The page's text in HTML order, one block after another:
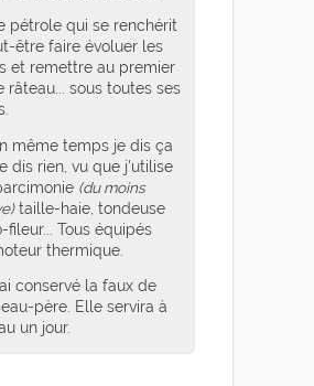
pétrole qui se renchérit
être faire évoluer les
et remettre au premier
râteau... sous toutes ses
même temps je dis ça
dis rien, vu que j'utilise
(du moins
taille-haie, tondeuse
fileur... Tous équipés
thermique.
conservé la faux de
père. Elle servira à
un jour.